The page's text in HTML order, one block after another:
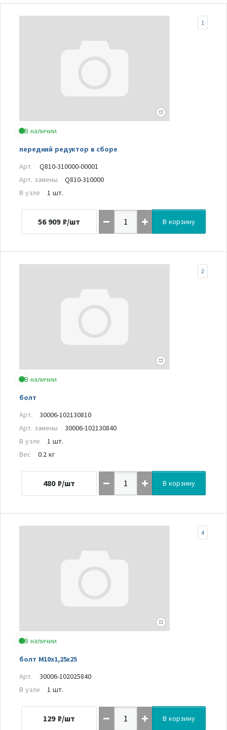
В наличии
передний редуктор в сборе
1
Арт.
Q810-310000-00001
Арт. замены
Q810-310000
В узле
1 шт.
56 909 ₽/шт В корзину
В наличии
болт
2
Арт.
30006-102130810
Арт. замены
30006-102130840
В узле
1 шт.
Вес
0.2 кг
480 ₽/шт В корзину
В наличии
болт М10х1,25х25
4
Арт.
30006-102025840
В узле
1 шт.
129 ₽/шт В корзину